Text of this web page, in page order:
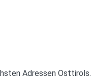
Adressen Osttirols.